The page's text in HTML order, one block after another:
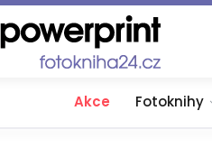
Akce Fotoknihy